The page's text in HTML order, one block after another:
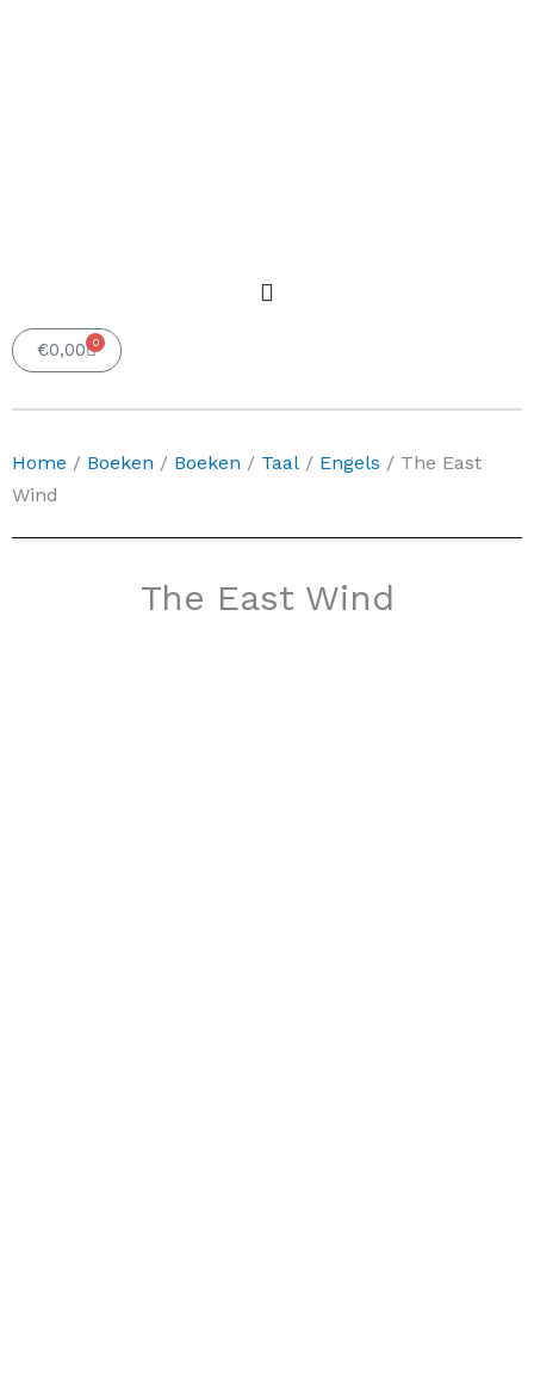
€0,00 0
Winkelwagen
Home / Boeken / Boeken / Taal / Engels / The East
Wind
The East Wind